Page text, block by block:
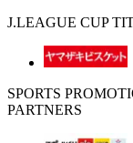
J.LEAGUE CUP
SPORTS
PARTNERS